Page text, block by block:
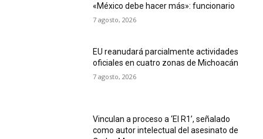
«México debe hacer más»: funcionario
7 agosto, 2026
EU reanudará parcialmente actividades
oficiales en cuatro zonas de Michoacán
7 agosto, 2026
Vinculan a proceso a ‘El R1’, señalado
como autor intelectual del asesinato de